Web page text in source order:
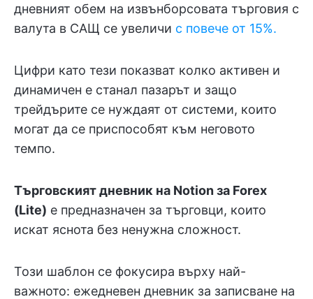
дневният обем на извънборсовата търговия с
валута в САЩ се увеличи с повече от 15%.
Цифри като тези показват колко активен и
динамичен е станал пазарът и защо
трейдърите се нуждаят от системи, които
могат да се приспособят към неговото
темпо.
Търговският дневник на Notion за Forex
(Lite) е предназначен за търговци, които
искат яснота без ненужна сложност.
Този шаблон се фокусира върху най-
важното: ежедневен дневник за записване на